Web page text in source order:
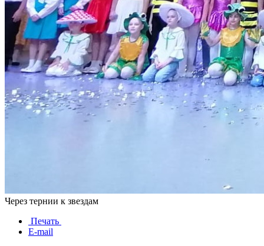
Через тернии к звездам
Печать
E-mail